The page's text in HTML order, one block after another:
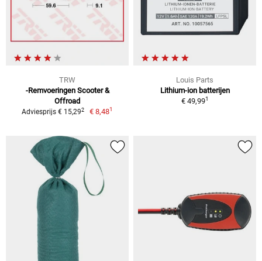
TRW
-Remvoeringen Scooter &
Offroad
Adviesprijs € 15,292 € 8,481
Louis Parts
Lithium-ion batterijen
€ 49,991